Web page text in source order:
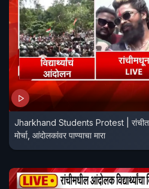
Jharkhand Students Protest | रांचीत
मोर्चा, आंदोलकांवर पाण्याचा मारा